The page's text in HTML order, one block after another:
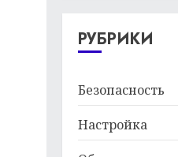
РУБРИКИ
Безопасность
Настройка